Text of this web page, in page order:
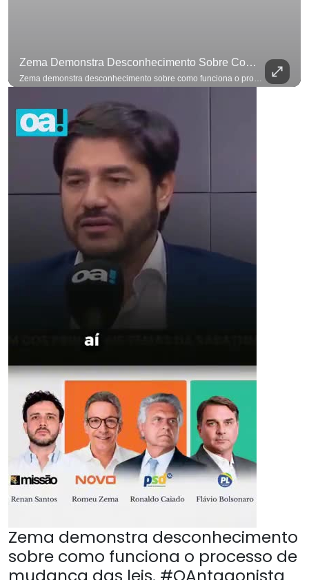
Zema Demonstra Desconhecimento Sobre Como Funciona O Processo De Mudança Das Leis. #OAntagonista
Zema demonstra desconhecimento sobre como funciona o processo de mudança das leis. #OAntagonista Se você busca informação com credibilidade, inscreva-se agora e ative o
Zema demonstra desconhecimento
sobre como funciona o processo de